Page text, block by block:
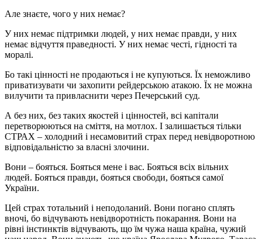
Але знаєте, чого у них немає?
У них немає підтримки людей, у них немає правди, у них
немає відчуття праведності. У них немає честі, гідності та
моралі.
Бо такі цінності не продаються і не купуються. Їх неможливо
приватизувати чи захопити рейдерською атакою. Їх не можна
вилучити та привласнити через Печерський суд.
А без них, без таких якостей і цінностей, всі капітали
перетворюються на сміття, на мотлох. І залишається тільки
СТРАХ – холодний і несамовитий страх перед невідворотною
відповідальністю за власні злочини.
Вони – бояться. Бояться мене і вас. Бояться всіх вільних
людей. Бояться правди, бояться свободи, бояться самої
України.
Цей страх тотальний і неподоланий. Вони погано сплять
вночі, бо відчувають невідворотність покарання. Вони на
рівні інстинктів відчувають, що їм чужа наша країна, чужий